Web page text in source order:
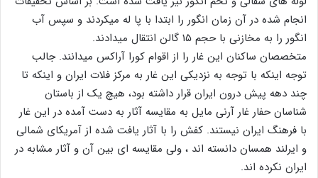
انجام شده در آن زمان انگور را ابتدا با پا له میکردند و سپس آب
انگور را به مخازنی با حجم ۱۵ گالن انتقال میدادند.
متخصصان ساکنان این غار را از اقوام کورا آراکس میدانند. جالب
توجه اینکه با توجه به نزدیکی این غار به مرکز فلات ایران و اینکه تا
چند دهه پیش درون ایران قرار داشته بود، هیچ یک از باستان
شناسان حفار غار آرنی مایل به مقایسه آثار به دست آمده در این غار
با فرهنگ ایران نیستند. کفش را با آثار یافت شده از آمریکای شمالی
و ایرلند همسان دانسته اند ، ولی مقایسه ای بین آن و آثار مشابه در
ایران نکرده اند.